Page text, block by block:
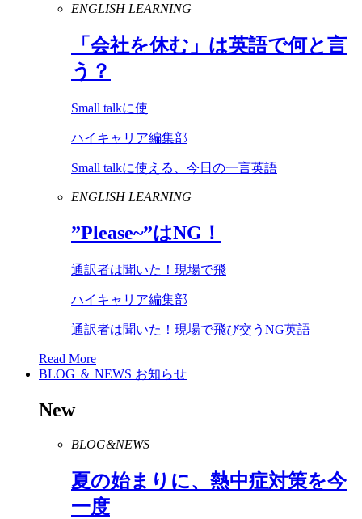
ENGLISH LEARNING
「会社を休む」は英語で何と言
う？
Small talkに使
ハイキャリア編集部
Small talkに使える、今日の一言英語
ENGLISH LEARNING
”Please~”はNG ！
通訳者は聞いた！現場で飛
ハイキャリア編集部
通訳者は聞いた！現場で飛び交うNG英語
Read More
BLOG ＆ NEWS お知らせ
New
BLOG&NEWS
夏の始まりに、熱中症対策を今
一度